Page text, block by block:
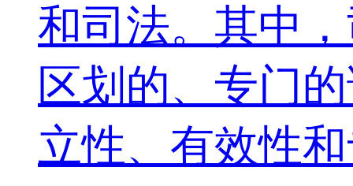
和司法。其中
区划的、专门
立性、有效性